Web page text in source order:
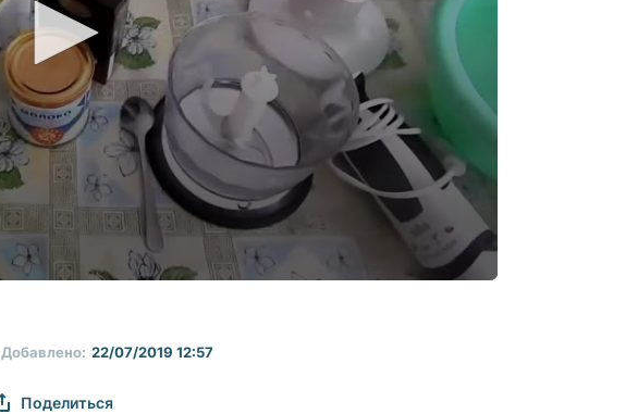
Добавлено: 22/07/2019 12:57
Поделиться